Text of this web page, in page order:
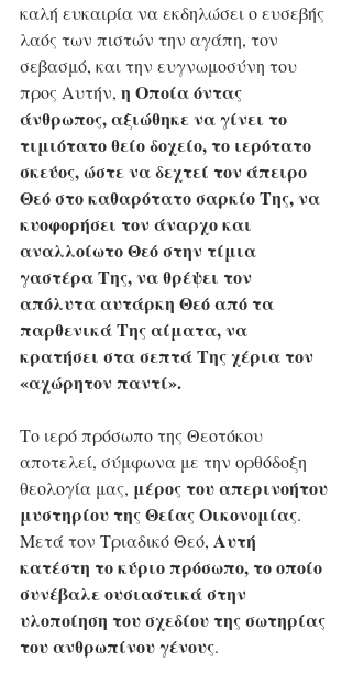
καλή ευκαιρία να εκδηλώσει ο ευσεβής
λαός των πιστών την αγάπη, τον
σεβασμό, και την ευγνωμοσύνη του
προς Αυτήν, η Οποία όντας
άνθρωπος, αξιώθηκε να γίνει το
τιμιότατο θείο δοχείο, το ιερότατο
σκεύος, ώστε να δεχτεί τον άπειρο
Θεό στο καθαρότατο σαρκίο Της, να
κυοφορήσει τον άναρχο και
αναλλοίωτο Θεό στην τίμια
γαστέρα Της, να θρέψει τον
απόλυτα αυτάρκη Θεό από τα
παρθενικά Της αίματα, να
κρατήσει στα σεπτά Της χέρια τον
«αχώρητον παντί».
Το ιερό πρόσωπο της Θεοτόκου
αποτελεί, σύμφωνα με την ορθόδοξη
θεολογία μας, μέρος του απερινοήτου
μυστηρίου της Θείας Οικονομίας.
Μετά τον Τριαδικό Θεό, Αυτή
κατέστη το κύριο πρόσωπο, το οποίο
συνέβαλε ουσιαστικά στην
υλοποίηση του σχεδίου της σωτηρίας
του ανθρωπίνου γένους.